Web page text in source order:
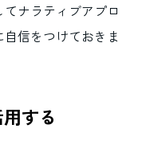
ナラティブアプロ
信をつけておきま
する